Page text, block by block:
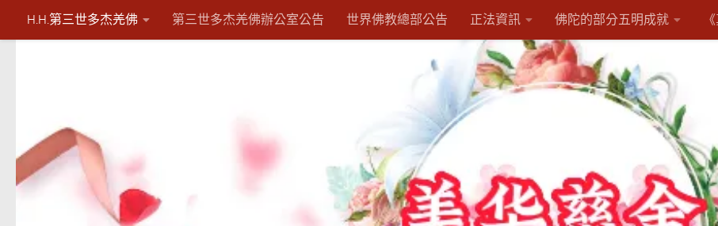
Skip to content
H.H.第三世多杰羌佛 第三世多杰羌佛辦公室公告 世界佛教總部公告 正法資訊 佛陀的部分五明成就